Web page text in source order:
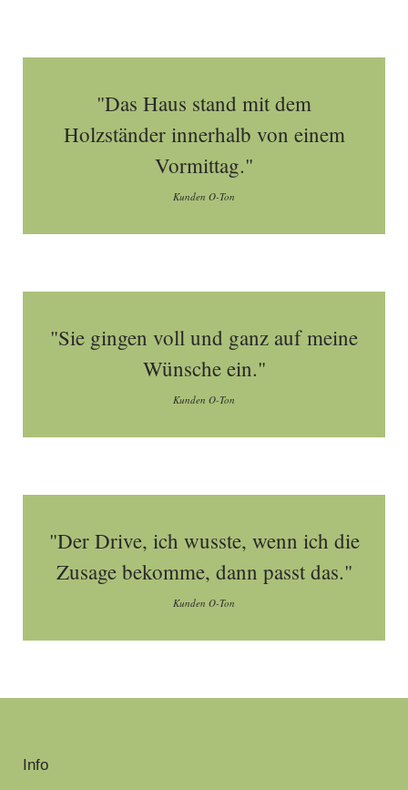
"Das Haus stand mit dem
Holzständer innerhalb von einem
Vormittag."
Kunden O-Ton
"Sie gingen voll und ganz auf meine
Wünsche ein."
Kunden O-Ton
"Der Drive, ich wusste, wenn ich die
Zusage bekomme, dann passt das."
Kunden O-Ton
Info